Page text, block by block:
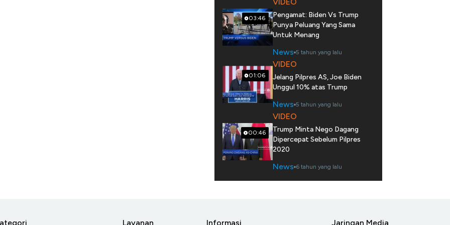
03:46
Pengamat: Biden Vs Trump
Punya Peluang Yang Sama
Untuk Menang
News 5 tahun yang lalu
01:06
VIDEO
Jelang Pilpres AS, Joe Biden
Unggul 10% atas Trump
News 5 tahun yang lalu
00:46
VIDEO
Trump Minta Nego Dagang
Dipercepat Sebelum Pilpres
2020
News 6 tahun yang lalu
Layanan Informasi Jaringan Media